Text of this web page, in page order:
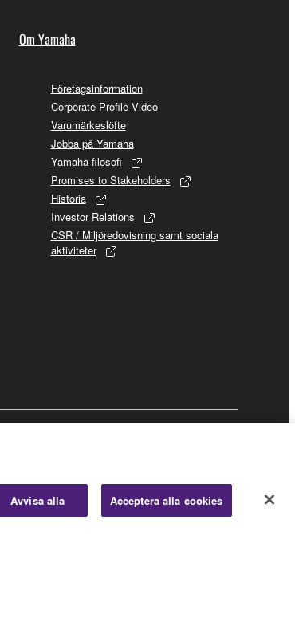
Om Yamaha
Företagsinformation
Corporate Profile Video
Varumärkeslöfte
Jobba på Yamaha
Yamaha filosofi
Promises to Stakeholders
Historia
Investor Relations
CSR / Miljöredovisning samt sociala
aktiviteter
Avvisa alla Acceptera alla cookies